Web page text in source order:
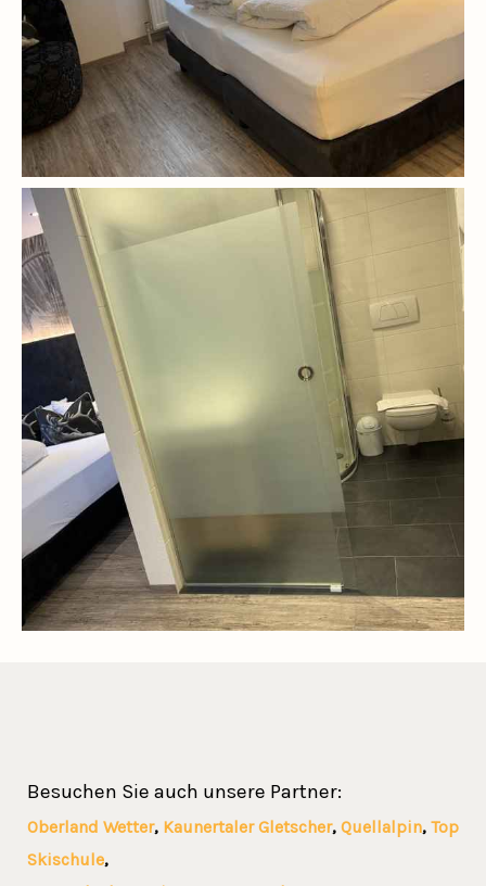
Besuchen Sie auch unsere Partner:
Oberland Wetter, Kaunertaler Gletscher, Quellalpin, Top
Skischule,